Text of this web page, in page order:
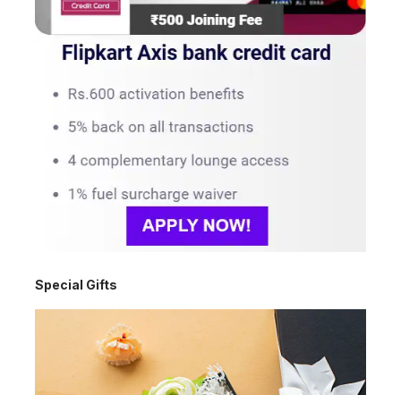
Special Gifts